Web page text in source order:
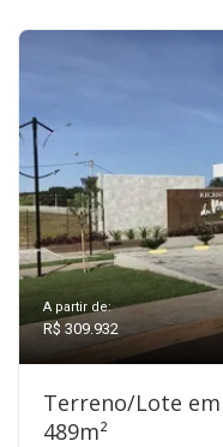
A partir de:
R$ 309.932
Terreno/Lote
489m²